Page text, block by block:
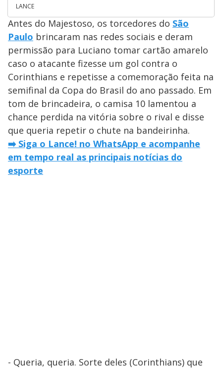
LANCE
Antes do Majestoso, os torcedores do São
Paulo brincaram nas redes sociais e deram
permissão para Luciano tomar cartão amarelo
caso o atacante fizesse um gol contra o
Corinthians e repetisse a comemoração feita na
semifinal da Copa do Brasil do ano passado. Em
tom de brincadeira, o camisa 10 lamentou a
chance perdida na vitória sobre o rival e disse
que queria repetir o chute na bandeirinha.
➡️ Siga o Lance! no WhatsApp e acompanhe
em tempo real as principais notícias do
esporte
- Queria, queria. Sorte deles (Corinthians) que